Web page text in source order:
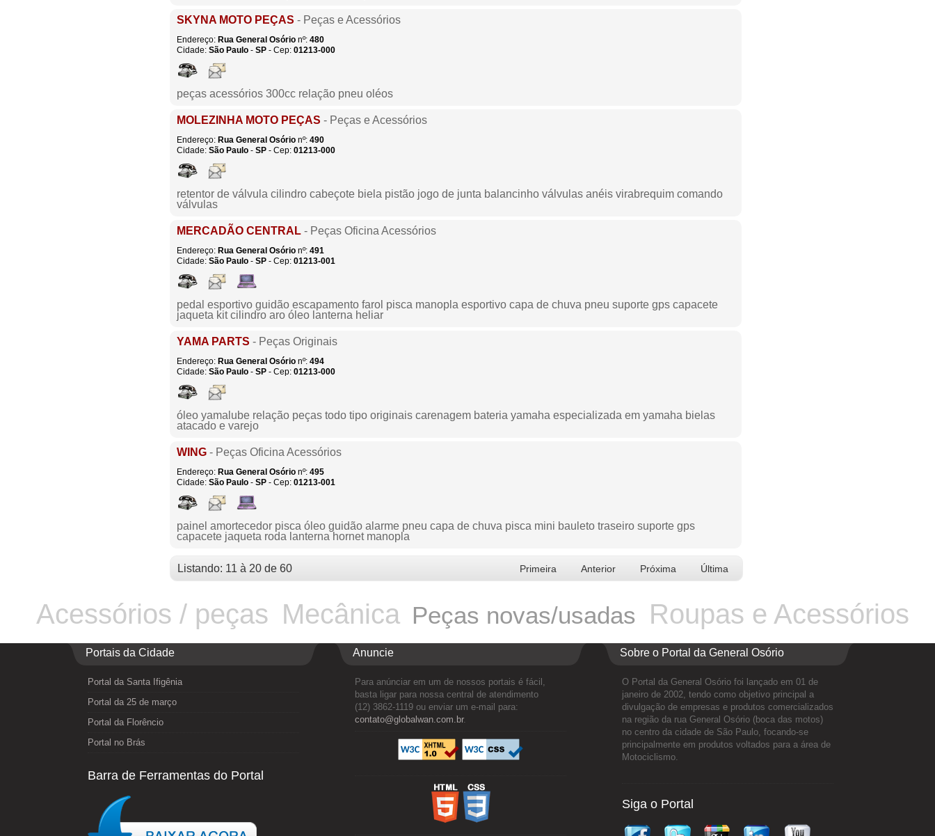
SKYNA MOTO PEÇAS - Peças e Acessórios
Endereço: Rua General Osório nº: 480
Cidade: São Paulo - SP - Cep: 01213-000
peças acessórios 300cc relação pneu oléos
MOLEZINHA MOTO PEÇAS - Peças e Acessórios
Endereço: Rua General Osório nº: 490
Cidade: São Paulo - SP - Cep: 01213-000
retentor de válvula cilindro cabeçote biela pistão jogo de junta balancinho válvulas anéis virabrequim comando
válvulas
MERCADÃO CENTRAL - Peças Oficina Acessórios
Endereço: Rua General Osório nº: 491
Cidade: São Paulo - SP - Cep: 01213-001
pedal esportivo guidão escapamento farol pisca manopla esportivo capa de chuva pneu suporte gps capacete
jaqueta kit cilindro aro óleo lanterna heliar
YAMA PARTS - Peças Originais
Endereço: Rua General Osório nº: 494
Cidade: São Paulo - SP - Cep: 01213-000
óleo yamalube relação peças todo tipo originais carenagem bateria yamaha especializada em yamaha bielas
atacado e varejo
WING - Peças Oficina Acessórios
Endereço: Rua General Osório nº: 495
Cidade: São Paulo - SP - Cep: 01213-001
painel amortecedor pisca óleo guidão alarme pneu capa de chuva pisca mini bauleto traseiro suporte gps
capacete jaqueta roda lanterna hornet manopla
Listando: 11 à 20 de 60 Primeira Anterior Próxima Última
Acessórios / peças Mecânica Peças novas/usadas Roupas e Acessórios
Portais da Cidade
Portal da Santa Ifigênia
Portal da 25 de março
Portal da Florêncio
Portal no Brás
Barra de Ferramentas do Portal
Anuncie
Para anúnciar em um de nossos portais é fácil,
basta ligar para nossa central de atendimento
(12) 3862-1119 ou enviar um e-mail para:
contato@globalwan.com.br.
Sobre o Portal da General Osório
O Portal da General Osório foi lançado em 01 de
janeiro de 2002, tendo como objetivo principal a
divulgação de empresas e produtos comercializados
na região da rua General Osório (boca das motos)
no centro da cidade de São Paulo, focando-se
principalmente em produtos voltados para a área de
Motociclismo.
Siga o Portal